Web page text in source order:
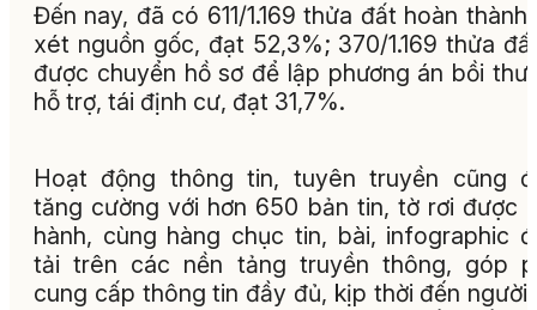
Đến nay, đã có 611/1.169 thửa đất hoàn thành
xét nguồn gốc, đạt 52,3%; 370/1.169 thửa
được chuyển hồ sơ để lập phương án bồi
hỗ trợ, tái định cư, đạt 31,7%.
Hoạt động thông tin, tuyên truyền cũng
tăng cường với hơn 650 bản tin, tờ rơi được
hành, cùng hàng chục tin, bài, infographic
tải trên các nền tảng truyền thông, góp
cung cấp thông tin đầy đủ, kịp thời đến người